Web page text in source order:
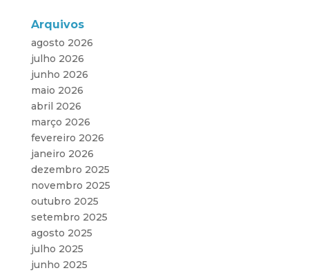
Arquivos
agosto 2026
julho 2026
junho 2026
maio 2026
abril 2026
março 2026
fevereiro 2026
janeiro 2026
dezembro 2025
novembro 2025
outubro 2025
setembro 2025
agosto 2025
julho 2025
junho 2025